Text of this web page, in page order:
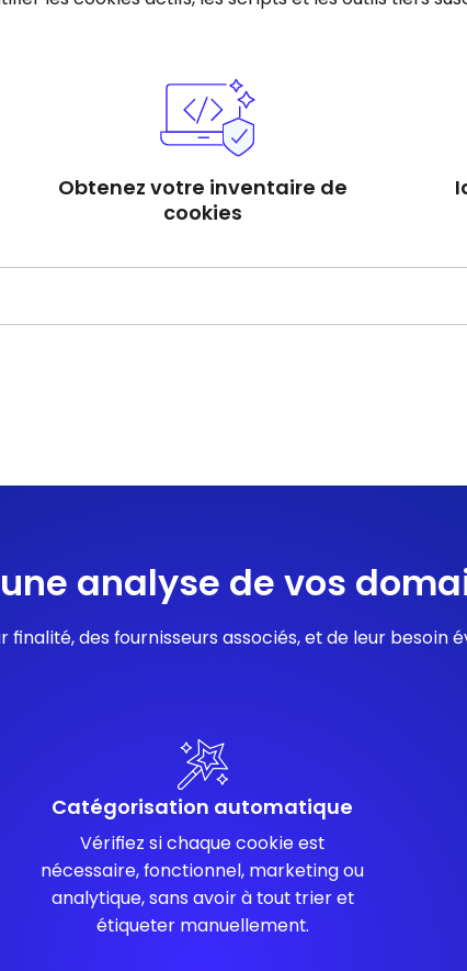
Obtenez votre inventaire de
cookies
analyse de vos
des fournisseurs associés, et de leur besoin
Catégorisation automatique
Vérifiez si chaque cookie est
nécessaire, fonctionnel, marketing ou
analytique, sans avoir à tout trier et
étiqueter manuellement.